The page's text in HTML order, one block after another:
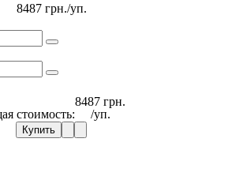
8487 грн./уп.
стоимость:
8487 грн.
/уп.
Купить